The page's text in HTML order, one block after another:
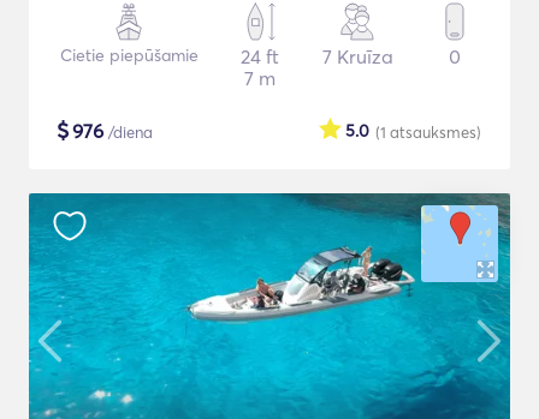
Cietie piepūšamie
24 ft
7 m
7 Kruīza 0
$976 /diena (1 atsauksmes)
5.0